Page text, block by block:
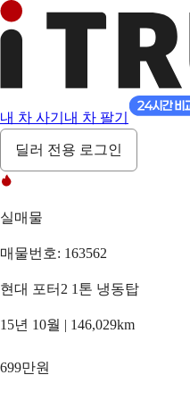
내 차 사기 내 차 팔기
딜러 전용 로그인
실매물
매물번호: 163562
현대 포터2 1톤 냉동탑
15년 10월 | 146,029km
699만원